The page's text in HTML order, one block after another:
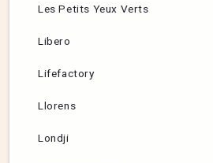
Les Petits Yeux Verts
Libero
Lifefactory
Llorens
Londji